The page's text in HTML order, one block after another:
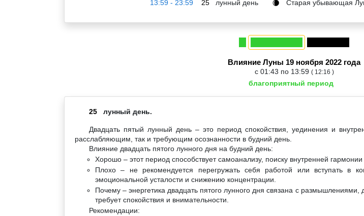
13:59 - 23:59
25 лунный день 🌘 Старая убывающая
Влияние Луны 19 ноября 2022 года
с 01:43 по 13:59 ( 12:16 )
благоприятный период
25 лунный день.
Двадцать пятый лунный день – это период спокойствия, уединения и
расслабляющим, так и требующим осознанности в будний день.
Влияние двадцать пятого лунного дня на будний день:
Хорошо – этот период способствует самоанализу, поиску внутренней
Плохо – не рекомендуется перегружать себя работой или вступать в
эмоциональной усталости и снижению концентрации.
Почему – энергетика двадцать пятого лунного дня связана с
требует спокойствия и внимательности.
Рекомендации: